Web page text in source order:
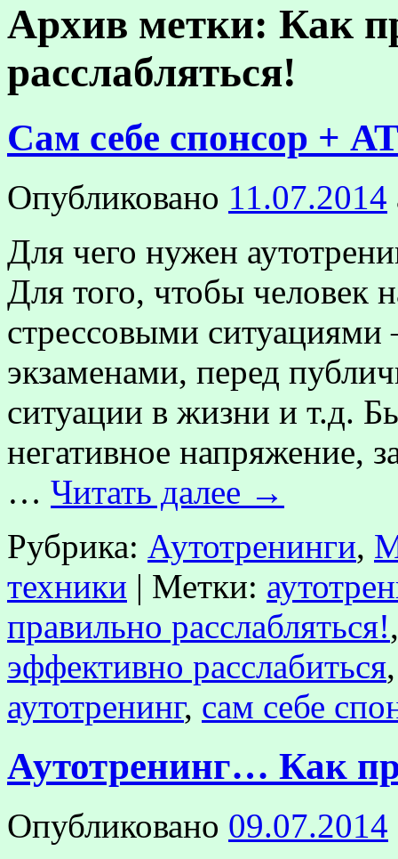
Архив метки: Как
расслабляться!
Сам себе спонсор +
Опубликовано 11.07.2014
Для чего нужен
Для того, чтобы человек
стрессовыми
экзаменами, перед
ситуации в жизни и т.д.
негативное напряжение,
… Читать далее →
Рубрика: Аутотренинги,
техники | Метки:
правильно расслабляться!
эффективно расслабиться
аутотренинг, сам себе
Аутотренинг… Как
Опубликовано 09.07.2014